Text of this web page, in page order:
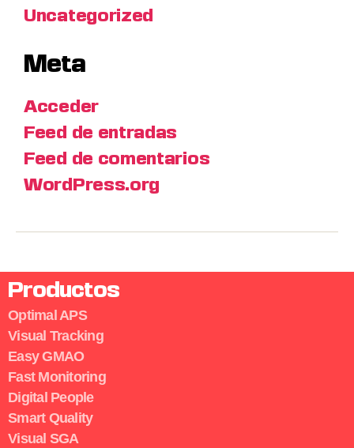
Uncategorized
Meta
Acceder
Feed de entradas
Feed de comentarios
WordPress.org
Productos
Optimal APS
Visual Tracking
Easy GMAO
Fast Monitoring
Digital People
Smart Quality
Visual SGA